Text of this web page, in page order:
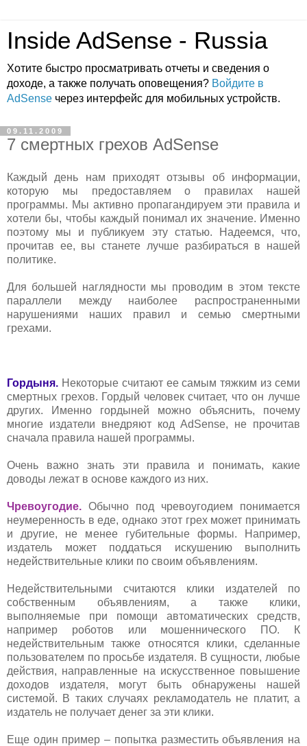
Inside AdSense - Russia
Хотите быстро просматривать отчеты и сведения о
доходе, а также получать оповещения? Войдите в
AdSense через интерфейс для мобильных устройств.
09.11.2009
7 смертных грехов AdSense
Каждый день нам приходят отзывы об информации,
которую мы предоставляем о правилах нашей
программы. Мы активно пропагандируем эти правила и
хотели бы, чтобы каждый понимал их значение. Именно
поэтому мы и публикуем эту статью. Надеемся, что,
прочитав ее, вы станете лучше разбираться в нашей
политике.
Для большей наглядности мы проводим в этом тексте
параллели между наиболее распространенными
нарушениями наших правил и семью смертными
грехами.
Гордыня. Некоторые считают ее самым тяжким из семи
смертных грехов. Гордый человек считает, что он лучше
других. Именно гордыней можно объяснить, почему
многие издатели внедряют код AdSense, не прочитав
сначала правила нашей программы.
Очень важно знать эти правила и понимать, какие
доводы лежат в основе каждого из них.
Чревоугодие. Обычно под чревоугодием понимается
неумеренность в еде, однако этот грех может принимать
и другие, не менее губительные формы. Например,
издатель может поддаться искушению выполнить
недействительные клики по своим объявлениям.
Недействительными считаются клики издателей по
собственным объявлениям, а также клики,
выполняемые при помощи автоматических средств,
например роботов или мошеннического ПО. К
недействительным также относятся клики, сделанные
пользователем по просьбе издателя. В сущности, любые
действия, направленные на искусственное повышение
доходов издателя, могут быть обнаружены нашей
системой. В таких случаях рекламодатель не платит, а
издатель не получает денег за эти клики.
Еще один пример – попытка разместить объявления на